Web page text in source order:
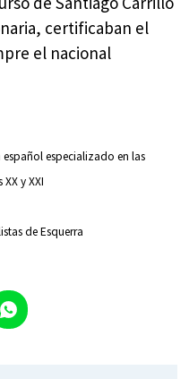
certificaban el
el nacional
especializado en las
y XXI
de Esquerra